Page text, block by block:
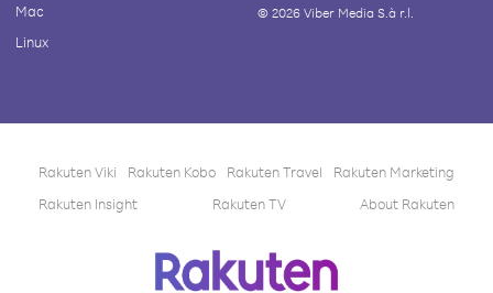
Mac
Linux
© 2026Viber Media S.à r.l.
Rakuten Viki Rakuten Kobo Rakuten Travel
Rakuten Marketing
Rakuten Insight
Rakuten TV About Rakuten